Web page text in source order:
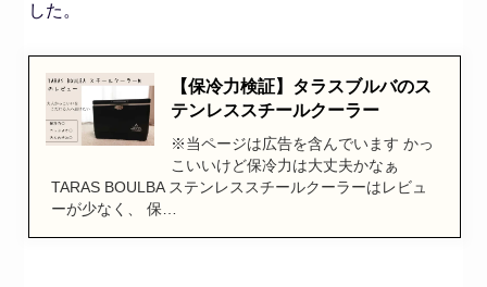
した。
【保冷力検証】タラスブルバのス
テンレススチールクーラー
※当ページは広告を含んでいます かっ
こいいけど保冷力は大丈夫かなぁ
TARAS BOULBA ステンレススチールクーラーはレビュ
ーが少なく、 保…